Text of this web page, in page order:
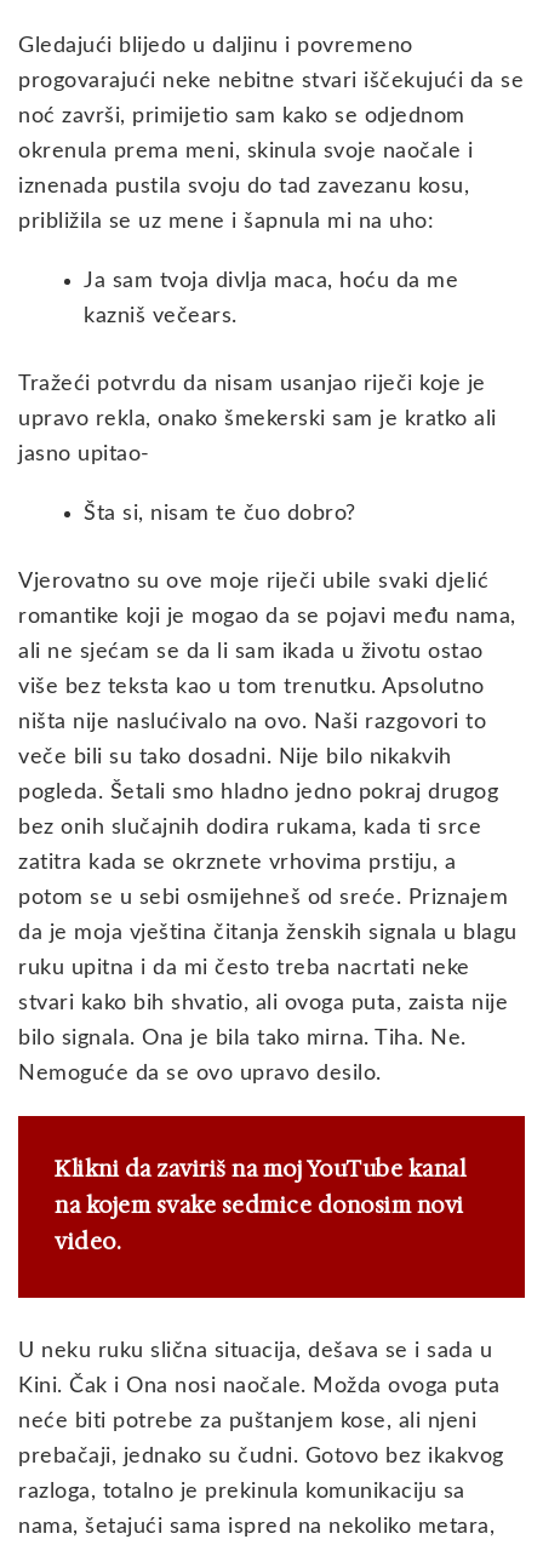
Gledajući blijedo u daljinu i povremeno
progovarajući neke nebitne stvari iščekujući da se
noć završi, primijetio sam kako se odjednom
okrenula prema meni, skinula svoje naočale i
iznenada pustila svoju do tad zavezanu kosu,
približila se uz mene i šapnula mi na uho:
Ja sam tvoja divlja maca, hoću da me
kazniš večears.
Tražeći potvrdu da nisam usanjao riječi koje je
upravo rekla, onako šmekerski sam je kratko ali
jasno upitao-
Šta si, nisam te čuo dobro?
Vjerovatno su ove moje riječi ubile svaki djelić
romantike koji je mogao da se pojavi među nama,
ali ne sjećam se da li sam ikada u životu ostao
više bez teksta kao u tom trenutku. Apsolutno
ništa nije naslućivalo na ovo. Naši razgovori to
veče bili su tako dosadni. Nije bilo nikakvih
pogleda. Šetali smo hladno jedno pokraj drugog
bez onih slučajnih dodira rukama, kada ti srce
zatitra kada se okrznete vrhovima prstiju, a
potom se u sebi osmijehneš od sreće. Priznajem
da je moja vještina čitanja ženskih signala u blagu
ruku upitna i da mi često treba nacrtati neke
stvari kako bih shvatio, ali ovoga puta, zaista nije
bilo signala. Ona je bila tako mirna. Tiha. Ne.
Nemoguće da se ovo upravo desilo.
Klikni da zaviriš na moj YouTube kanal
na kojem svake sedmice donosim novi
video.
U neku ruku slična situacija, dešava se i sada u
Kini. Čak i Ona nosi naočale. Možda ovoga puta
neće biti potrebe za puštanjem kose, ali njeni
prebačaji, jednako su čudni. Gotovo bez ikakvog
razloga, totalno je prekinula komunikaciju sa
nama, šetajući sama ispred na nekoliko metara,